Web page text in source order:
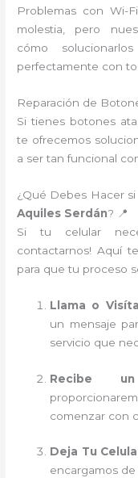
Problemas con Wi-
molestia, pero
cómo
perfectamente con
Reparación de
Si tienes botones
te ofrecemos
a ser tan funcional
¿Qué Debes Hacer
Aquiles Serdán? 📍
Si tu celular
contactarnos! Aquí
para que tu proceso
Llama o
un mensaje
servicio que
Recibe
comenzar con
Deja Tu
encargamos